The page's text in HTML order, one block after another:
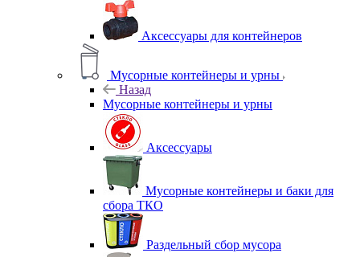
Аксессуары для контейнеров
Мусорные контейнеры и урны
Назад
Мусорные контейнеры и урны
Аксессуары
Мусорные контейнеры и баки для
сбора ТКО
Раздельный сбор мусора